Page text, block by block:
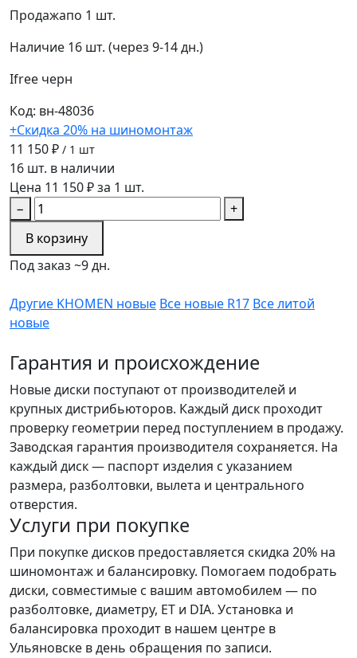
Продажапо 1 шт.
Наличие 16 шт. (через 9-14 дн.)
Ifree черн
Код: вн-48036
+Скидка 20% на шиномонтаж
11 150 ₽ / 1 шт
16 шт. в наличии
Цена 11 150 ₽ за 1 шт.
−
+
В корзину
Под заказ ~9 дн.
Другие KHOMEN новые Все новые R17 Все литой
новые
Гарантия и происхождение
Новые диски поступают от производителей и
крупных дистрибьюторов. Каждый диск проходит
проверку геометрии перед поступлением в продажу.
Заводская гарантия производителя сохраняется. На
каждый диск — паспорт изделия с указанием
размера, разболтовки, вылета и центрального
отверстия.
Услуги при покупке
При покупке дисков предоставляется скидка 20% на
шиномонтаж и балансировку. Помогаем подобрать
диски, совместимые с вашим автомобилем — по
разболтовке, диаметру, ET и DIA. Установка и
балансировка проходит в нашем центре в
Ульяновске в день обращения по записи.